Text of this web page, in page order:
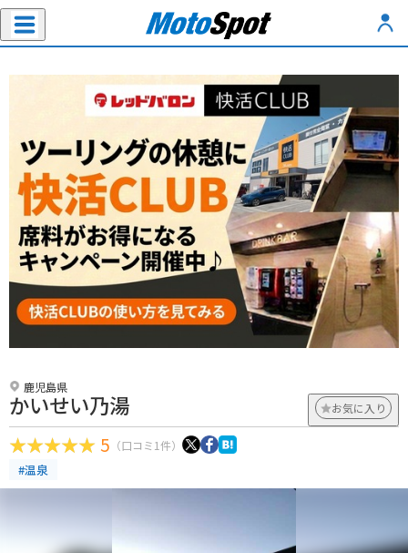
鹿児島県
かいせい乃湯 お気に入り
5 （口コミ1件）
#温泉